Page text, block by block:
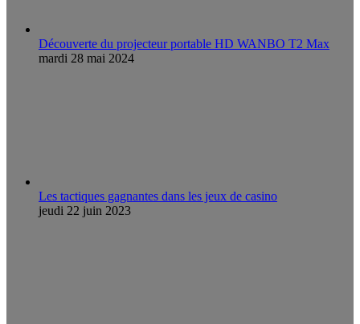
Découverte du projecteur portable HD WANBO T2 Max
mardi 28 mai 2024
Les tactiques gagnantes dans les jeux de casino
jeudi 22 juin 2023